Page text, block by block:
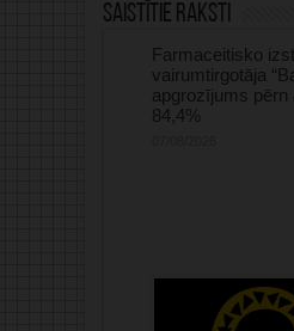
Saistītie raksti
Farmaceitisko
vairumtirgotāja
apgrozījums pērn
84,4%